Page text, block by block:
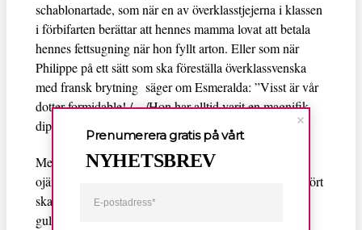
schablonartade, som när en av överklasstjejerna i klassen
i förbifarten berättar att hennes mamma lovat att betala
hennes fettsugning när hon fyllt arton. Eller som när
Philippe på ett sätt som ska föreställa överklassvenska
med fransk brytning säger om Esmeralda: ”Visst är vår
dotter formidable! /…/Hon har alltid varit en magnifik
diplomat.”
Men ibland är beskrivningarna av osäkerheten,
ojämlikheten och den förnedring den för med sig oerhört
skarpa. Skildringen av hur Sara väger varje ord på
guldvåg för att verka tillräckligt världsvan och
Prenumerera gratis på vårt
NYHETSBREV